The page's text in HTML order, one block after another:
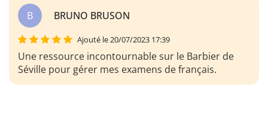
B BRUNO BRUSON
Ajouté le 20/07/2023 17:39
Une ressource incontournable sur le Barbier de
Séville pour gérer mes examens de français.